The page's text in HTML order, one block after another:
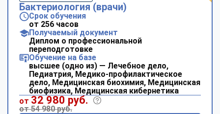
Бактериология (врачи)
Срок обучения
от 256 часов
Получаемый документ
Диплом о профессиональной
переподготовке
Обучение на базе
высшее (одно из) — Лечебное дело,
Педиатрия, Медико-профилактическое
дело, Медицинская биохимия, Медицинская
биофизика, Медицинская кибернетика
от 32 980 руб.
от 54 980 руб.